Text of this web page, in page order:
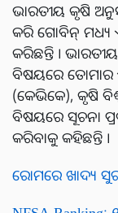
ଭାରତୀୟ କୃଷି
କରି ଗୋବିନ୍ ମଧ୍ୟ
କରିଛନ୍ତି ।
ବିଷୟରେ ତୋମାର
(କେଭିକେ), କୃଷି
ବିଷୟରେ ସୂଚନା
କରିବାକୁ କହିଛନ୍ତି ।
ରୋମରେ ଖାଦ୍ୟ